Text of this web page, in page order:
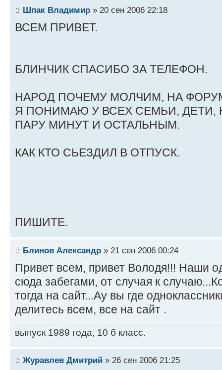
Шпак Владимир » 20 сен 2006 22:18
ВСЕМ ПРИВЕТ.
БЛИНЧИК СПАСИБО ЗА ТЕЛЕФОН.
НАРОД ПОЧЕМУ МОЛЧИМ, НА
Я ПОНИМАЮ У ВСЕХ СЕМЬИ,
ПАРУ МИНУТ И ОСТАЛЬНЫМ.
КАК КТО СЬЕЗДИЛ В ОТПУСК.
ПИШИТЕ.
Блинов Александр » 21 сен 2006 00:24
Привет всем, привет Володя!!! Наши
сюда забегами, от случая к
тогда на сайт...Ау вы где
делитесь всем, все на сайт .
выпуск 1989 года, 10 б класс.
Журавлев Дмитрий » 26 сен 2006 21:25